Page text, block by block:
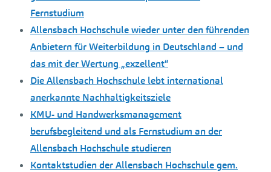
Fernstudium
Allensbach Hochschule wieder unter den führenden
Anbietern für Weiterbildung in Deutschland – und
das mit der Wertung „exzellent“
Die Allensbach Hochschule lebt international
anerkannte Nachhaltigkeitsziele
KMU- und Handwerksmanagement
berufsbegleitend und als Fernstudium an der
Allensbach Hochschule studieren
Kontaktstudien der Allensbach Hochschule gem.